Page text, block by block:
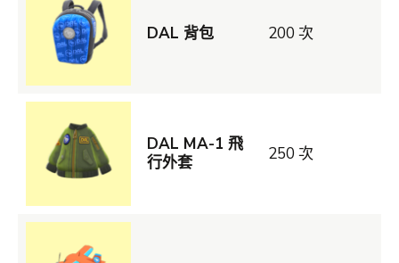
DAL 背包 200 次
DAL MA-1 飛
行外套
250 次